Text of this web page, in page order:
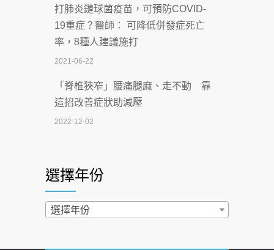
【115年臺北市「防癌保衛戰：健康好禮
一手刮」】 宣導
2026-07-02
2026-07-02
4連霸議員黃秋澤癌逝！食道癌為何奪命
西園醫院55周年 7／10捐血公益活動 邀
民眾熱血響應
2026-06-30
打肺炎鏈球菌疫苗，可預防COVID-
19重症？醫師： 可降低併發症死亡
率，8種人建議施打
2021-06-22
「脊椎狹窄」腰痛腿麻、走不動 靠
這招改善症狀助減壓
2022-12-02
2022-02-17
過量維生素D和鈣恐罹癌? 醫師釋
選擇年份
選擇年份